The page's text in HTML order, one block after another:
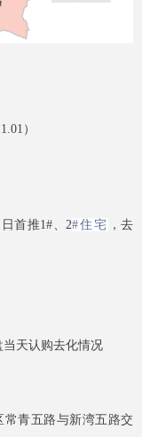
）
首推1#、2#住宅 ，去
天认购去化情况
常青五路与新湾五路交